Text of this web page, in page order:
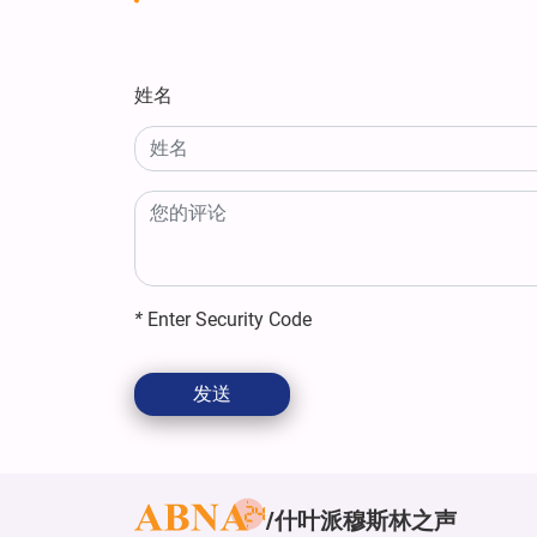
姓名
* Enter Security Code
发送
什叶派穆斯林之声